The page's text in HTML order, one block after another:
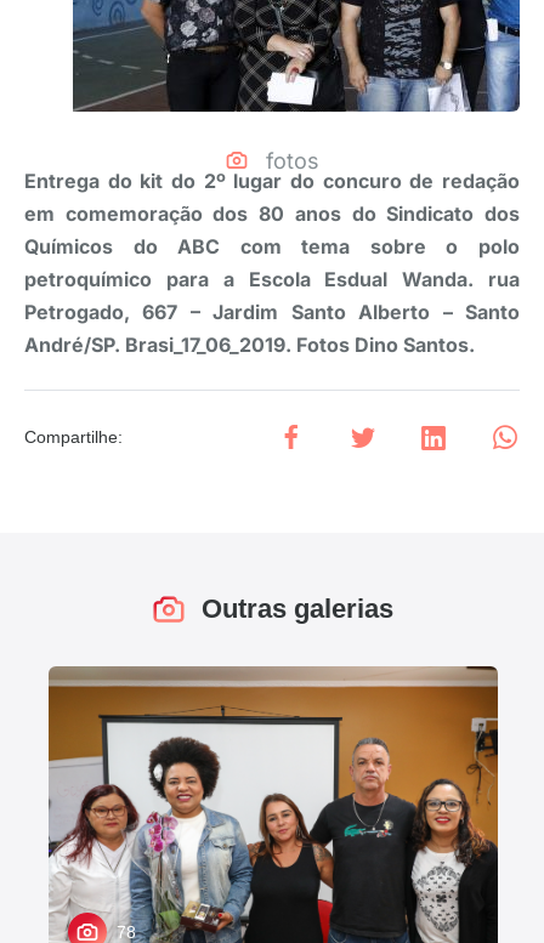
fotos
Entrega do kit do 2º lugar do concuro de redação
em comemoração dos 80 anos do Sindicato dos
Químicos do ABC com tema sobre o polo
petroquímico para a Escola Esdual Wanda. rua
Petrogado, 667 – Jardim Santo Alberto – Santo
André/SP. Brasi_17_06_2019. Fotos Dino Santos.
Compartilhe:
Outras galerias
78